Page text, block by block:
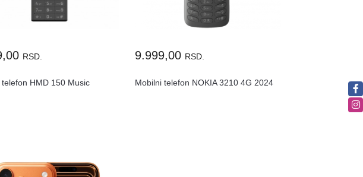
RSD.
telefon HMD 150 Music
9.999,00 RSD.
Mobilni telefon NOKIA 3210 4G 2024